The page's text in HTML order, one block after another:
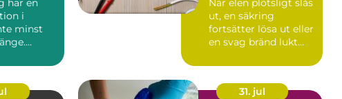
i
minst
ut, en säkring
fortsätter lösa ut eller
en svag bränd lukt
31. jul